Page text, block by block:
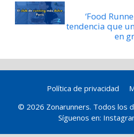
‘Food
tendencia que
en
Política de privacidad
© 2026 Zonarunners. Todos los
Síguenos en: